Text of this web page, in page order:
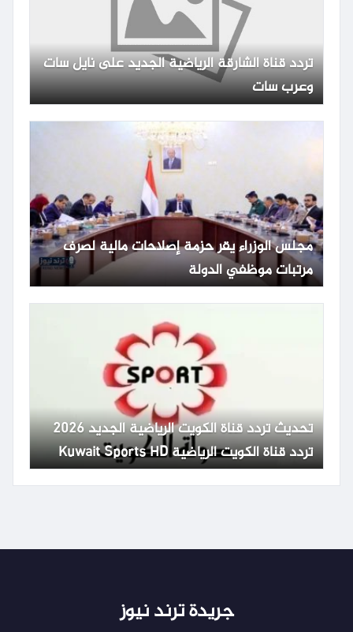
تردد قناة الشارقة الرياضية الجديد على نايل سات
وعرب سات
مجلس الوزراء يقر حزمة إصلاحات مالية لصرف
مرتبات موظفي الدولة
تحديث تردد قناة الكويت الرياضية الجديد 2026
تردد قناة الكويت الرياضية Kuwait Sports HD
65
جريدة ترند نيوز